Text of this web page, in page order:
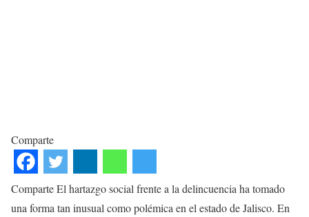
Comparte
Comparte El hartazgo social frente a la delincuencia ha tomado
una forma tan inusual como polémica en el estado de Jalisco. En